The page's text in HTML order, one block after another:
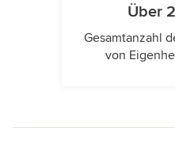
Über
Gesamtanzahl
von